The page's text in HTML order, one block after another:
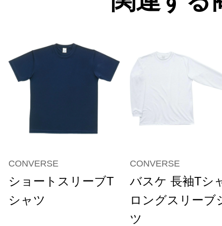
CONVERSE
ショートスリーブT
シャツ
CONVERSE
バスケ 長袖Tシ
ロングスリーブ
ツ